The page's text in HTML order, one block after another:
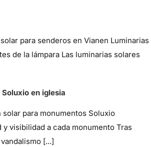
para senderos en Vianen Luminarias
de la lámpara Las luminarias solares
para monumentos Soluxio
visibilidad a cada monumento Tras
[...]